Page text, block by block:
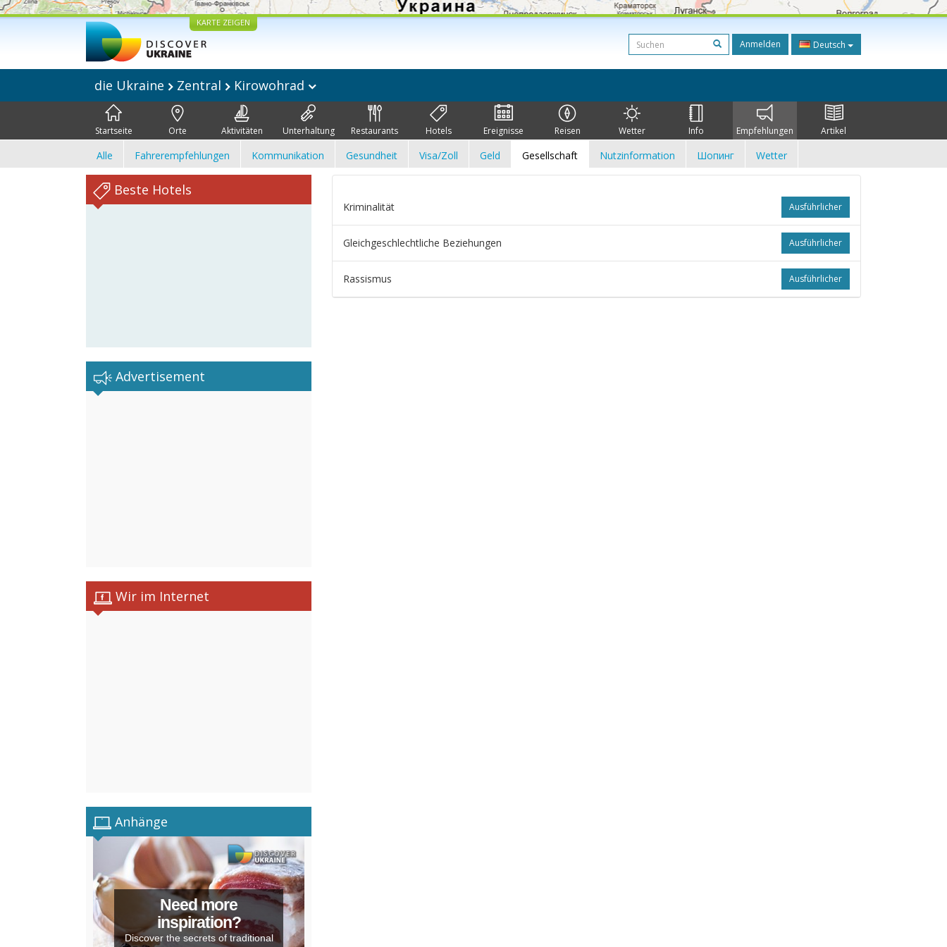
KARTE ZEIGEN
Anmelden Deutsch
die Ukraine Zentral Kirowohrad
Startseite Orte Aktivitäten Unterhaltung Restaurants Hotels Ereignisse Reisen Wetter Info Empfehlungen Artikel
Alle Fahrerempfehlungen Kommunikation Gesundheit Visa/Zoll Geld Gesellschaft Nutzinformation Шопинг Wetter
Beste Hotels
Advertisement
Wir im Internet
Anhänge
Need more
inspiration?
Discover the secrets of traditional
Ausführlicher
Kriminalität
Ausführlicher
Gleichgeschlechtliche Beziehungen
Ausführlicher
Rassismus